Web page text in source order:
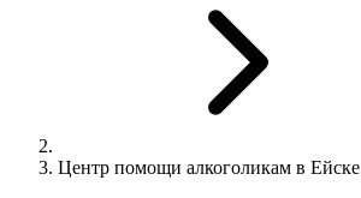
Центр помощи алкоголикам в Ейске